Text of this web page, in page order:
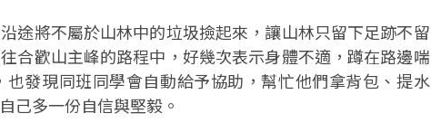
途將不屬於山林中的垃圾撿起來，讓山林只留下足跡不留
合歡山主峰的路程中，好幾次表示身體不適，蹲在路邊喘
發現同班同學會自動給予協助，幫忙他們拿背包、提水
己多一份自信與堅毅。